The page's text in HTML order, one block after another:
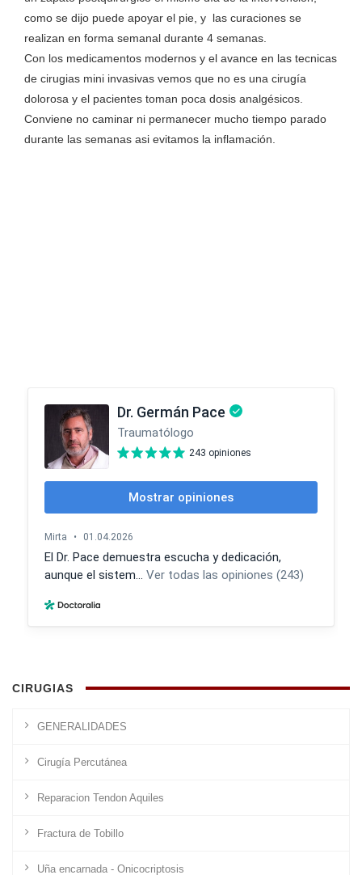
como se dijo puede apoyar el pie, y las curaciones se
realizan en forma semanal durante 4 semanas.
Con los medicamentos modernos y el avance en las tecnicas
de cirugias mini invasivas vemos que no es una cirugía
dolorosa y el pacientes toman poca dosis analgésicos.
Conviene no caminar ni permanecer mucho tiempo parado
durante las semanas asi evitamos la inflamación.
CIRUGIAS
GENERALIDADES
Cirugía Percutánea
Reparacion Tendon Aquiles
Fractura de Tobillo
Uña encarnada - Onicocriptosis